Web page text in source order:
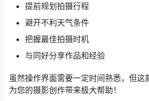
提前规划拍摄行程
避开不利天气条件
把握最佳拍摄时机
与同好分享作品和经验
虽然操作界面需要一定时间熟悉，但这
为您的摄影创作带来极大帮助！